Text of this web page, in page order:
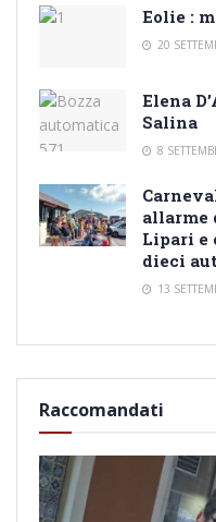
Eolie :
20
Elena
Salina
8
allarme
Lipari e
dieci
13
Raccomandati